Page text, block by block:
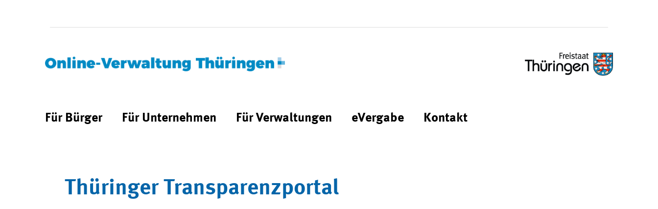
Für Bürger Für Unternehmen Für Verwaltungen eVergabe Kontakt
Thüringer Transparenzportal